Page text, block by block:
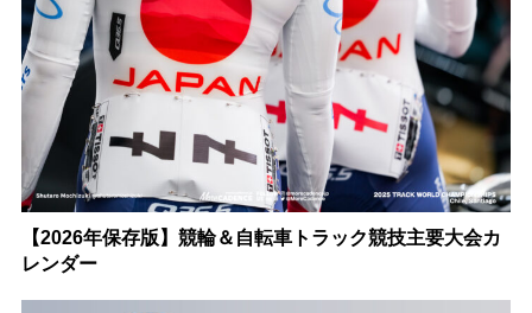
【2026年保存版】競輪＆自転車トラック競技主要大会カ
レンダー